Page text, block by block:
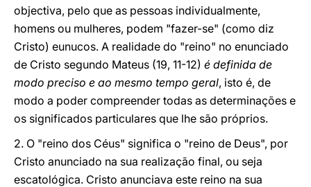
objectiva, pelo que as pessoas individualmente,
homens ou mulheres, podem "fazer-se" (como diz
Cristo) eunucos. A realidade do "reino" no enunciado
de Cristo segundo Mateus (19, 11-12) é definida de
modo preciso e ao mesmo tempo geral, isto é, de
modo a poder compreender todas as determinações e
os significados particulares que lhe são próprios.
2. O "reino dos Céus" significa o "reino de Deus", por
Cristo anunciado na sua realização final, ou seja
escatológica. Cristo anunciava este reino na sua